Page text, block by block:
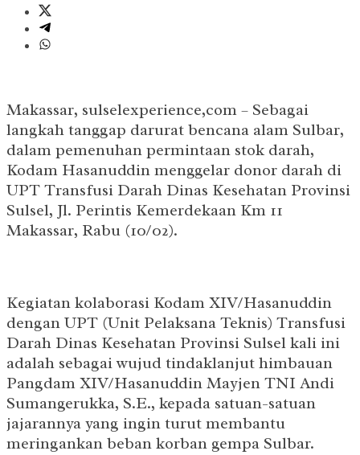
Makassar, sulselexperience,com – Sebagai
langkah tanggap darurat bencana alam Sulbar,
dalam pemenuhan permintaan stok darah,
Kodam Hasanuddin menggelar donor darah di
UPT Transfusi Darah Dinas Kesehatan Provinsi
Sulsel, Jl. Perintis Kemerdekaan Km 11
Makassar, Rabu (10/02).
Kegiatan kolaborasi Kodam XIV/Hasanuddin
dengan UPT (Unit Pelaksana Teknis) Transfusi
Darah Dinas Kesehatan Provinsi Sulsel kali ini
adalah sebagai wujud tindaklanjut himbauan
Pangdam XIV/Hasanuddin Mayjen TNI Andi
Sumangerukka, S.E., kepada satuan-satuan
jajarannya yang ingin turut membantu
meringankan beban korban gempa Sulbar.